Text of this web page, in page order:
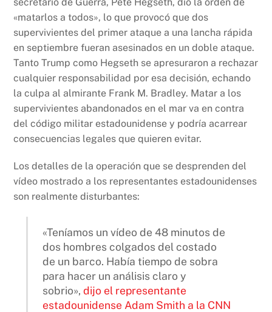
«matarlos a todos», lo que provocó que dos
supervivientes del primer ataque a una lancha rápida
en septiembre fueran asesinados en un doble ataque.
Tanto Trump como Hegseth se apresuraron a rechazar
cualquier responsabilidad por esa decisión, echando
la culpa al almirante Frank M. Bradley. Matar a los
supervivientes abandonados en el mar va en contra
del código militar estadounidense y podría acarrear
consecuencias legales que quieren evitar.
Los detalles de la operación que se desprenden del
vídeo mostrado a los representantes estadounidenses
son realmente disturbantes:
«Teníamos un vídeo de 48 minutos de
dos hombres colgados del costado
de un barco. Había tiempo de sobra
para hacer un análisis claro y
sobrio», dijo el representante
estadounidense Adam Smith a la CNN